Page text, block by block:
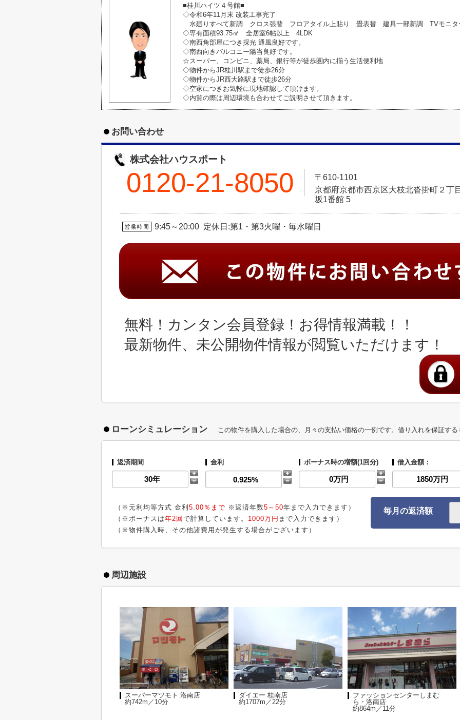
■桂川ハイツ４号館■
◇令和6年11月末 改装工事完了
水廻りすべて新調 クロス張替 フロアタイル上貼り 畳表替 建具一部新調 TVモ
◇専有面積93.75㎡ 全居室6帖以上 4LDK
◇南西角部屋につき採光 通風良好です。
◇南西向きバルコニー陽当良好です。
☆スーパー、コンビニ、薬局、銀行等が徒歩圏内に揃う生活便利地
◇物件からJR桂川駅まで徒歩26分
◇物件からJR西大路駅まで徒歩26分
◇空家につきお気軽に現地確認して頂けます。
◇内覧の際は周辺環境も合わせてご説明させて頂きます。
お問い合わせ
株式会社ハウスポート
0120-21-8050
〒610-1101
京都府京都市西京区大枝北沓掛町２丁
坂1番館 5
9:45～20:00 定休日:第1・第3火曜・毎水曜日
無料！カンタン会員登録！お得情報満載！！
最新物件、未公開物件情報が閲覧いただけます！
ローンシミュレーション この物件を購入した場合の、月々の支払い価格の一例です。借り入れを保証す
返済期間 金利 ボーナス時の増額(1回分) 借入金額：
（※元利均等方式 金利 5.00％まで ※返済年数5～50年まで入力できます）
（※ボーナスは年2回 で計算しています。 1000万円 まで入力できます）
（※物件購入時、その他諸費用が発生する場合がございます）
毎月の返済額
周辺施設
スーパーマツモト 洛南店
約742m／10分
ダイエー 桂南店
約1707m／22分
ファッションセンターしまむ
ら・洛南店
約864m／11分